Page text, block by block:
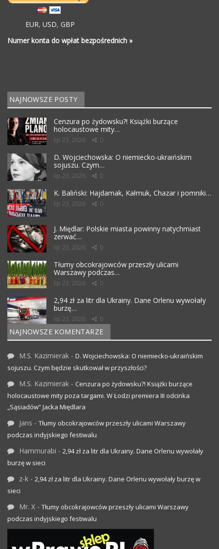
EUR, USD, GBP
Numer konta do wpłat bezpośrednich »
NAJNOWSZE POSTY
Cenzura po żydowsku?! Książki burzące
holocaustowe mity…
lip 23, 2026 0
D. Wojciechowska: O niemiecko-ukraińskim
sojuszu. Czym…
lip 23, 2026 0
K. Baliński: Hajdamak, Kałmuk, Chazar i pomniki…
lip 23, 2026 0
J. Międlar: Polskie miasta powinny natychmiast
zerwać…
lip 23, 2026 0
Tłumy obcokrajowców przeszły ulicami
Warszawy podczas…
lip 23, 2026 0
2,94 zł za litr dla Ukrainy. Dane Orlenu wywołały
burzę…
lip 23, 2026 0
NAJNOWSZE KOMENTARZE
M.S. Kazimierak - D. Wojciechowska: O niemiecko-ukraińskim
sojuszu. Czym będzie skutkował w przyszłości?
M.S. Kazimierak - Cenzura po żydowsku?! Książki burzące
holocaustowe mity poza targami. W Łodzi premiera III odcinka
„Sąsiadów” Jacka Międlara
Jans - Tłumy obcokrajowców przeszły ulicami Warszawy
podczas indyjskiego festiwalu
Hammurabi - 2,94 zł za litr dla Ukrainy. Dane Orlenu wywołały
burzę w sieci
z-k - 2,94 zł za litr dla Ukrainy. Dane Orlenu wywołały burzę w
sieci
Mr. X - Tłumy obcokrajowców przeszły ulicami Warszawy
podczas indyjskiego festiwalu